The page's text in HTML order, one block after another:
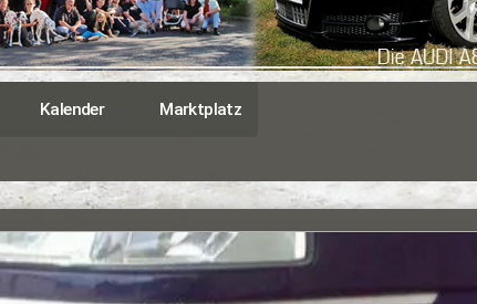
Kalender Marktplatz